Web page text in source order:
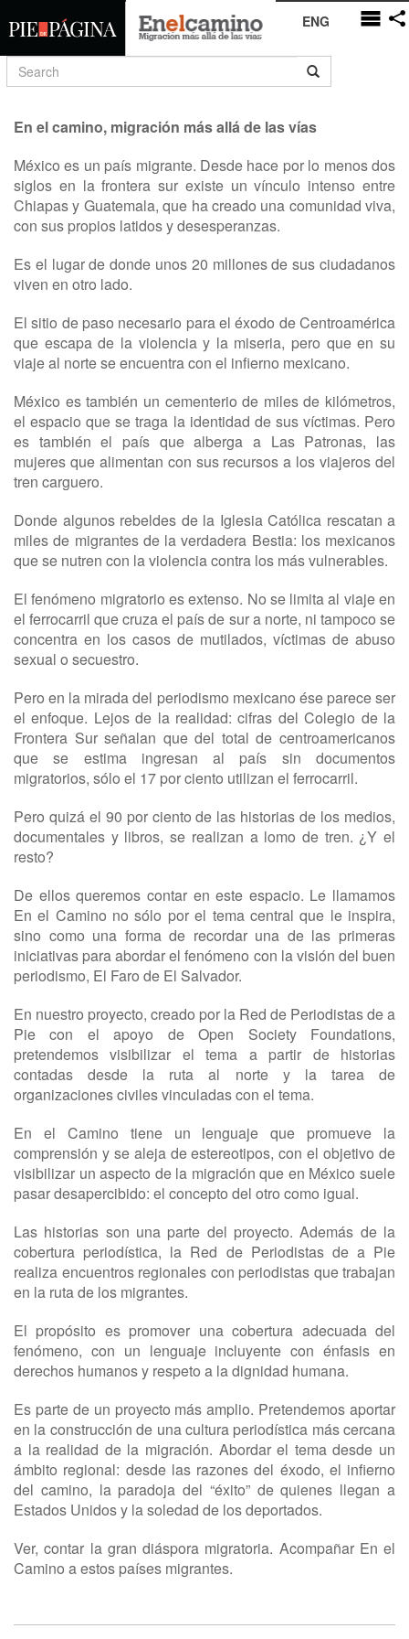
ENG
En el camino, migración más allá de las vías
México es un país migrante. Desde hace por lo menos dos
siglos en la frontera sur existe un vínculo intenso entre
Chiapas y Guatemala, que ha creado una comunidad viva,
con sus propios latidos y desesperanzas.
Es el lugar de donde unos 20 millones de sus ciudadanos
viven en otro lado.
El sitio de paso necesario para el éxodo de Centroamérica
que escapa de la violencia y la miseria, pero que en su
viaje al norte se encuentra con el infierno mexicano.
México es también un cementerio de miles de kilómetros,
el espacio que se traga la identidad de sus víctimas. Pero
es también el país que alberga a Las Patronas, las
mujeres que alimentan con sus recursos a los viajeros del
tren carguero.
Donde algunos rebeldes de la Iglesia Católica rescatan a
miles de migrantes de la verdadera Bestia: los mexicanos
que se nutren con la violencia contra los más vulnerables.
El fenómeno migratorio es extenso. No se limita al viaje en
el ferrocarril que cruza el país de sur a norte, ni tampoco se
concentra en los casos de mutilados, víctimas de abuso
sexual o secuestro.
Pero en la mirada del periodismo mexicano ése parece ser
el enfoque. Lejos de la realidad: cifras del Colegio de la
Frontera Sur señalan que del total de centroamericanos
que se estima ingresan al país sin documentos
migratorios, sólo el 17 por ciento utilizan el ferrocarril.
Pero quizá el 90 por ciento de las historias de los medios,
documentales y libros, se realizan a lomo de tren. ¿Y el
resto?
De ellos queremos contar en este espacio. Le llamamos
En el Camino no sólo por el tema central que le inspira,
sino como una forma de recordar una de las primeras
iniciativas para abordar el fenómeno con la visión del buen
periodismo, El Faro de El Salvador.
En nuestro proyecto, creado por la Red de Periodistas de a
Pie con el apoyo de Open Society Foundations,
pretendemos visibilizar el tema a partir de historias
contadas desde la ruta al norte y la tarea de
organizaciones civiles vinculadas con el tema.
En el Camino tiene un lenguaje que promueve la
comprensión y se aleja de estereotipos, con el objetivo de
visibilizar un aspecto de la migración que en México suele
pasar desapercibido: el concepto del otro como igual.
Las historias son una parte del proyecto. Además de la
cobertura periodística, la Red de Periodistas de a Pie
realiza encuentros regionales con periodistas que trabajan
en la ruta de los migrantes.
El propósito es promover una cobertura adecuada del
fenómeno, con un lenguaje incluyente con énfasis en
derechos humanos y respeto a la dignidad humana.
Es parte de un proyecto más amplio. Pretendemos aportar
en la construcción de una cultura periodística más cercana
a la realidad de la migración. Abordar el tema desde un
ámbito regional: desde las razones del éxodo, el infierno
del camino, la paradoja del “éxito” de quienes llegan a
Estados Unidos y la soledad de los deportados.
Ver, contar la gran diáspora migratoria. Acompañar En el
Camino a estos países migrantes.